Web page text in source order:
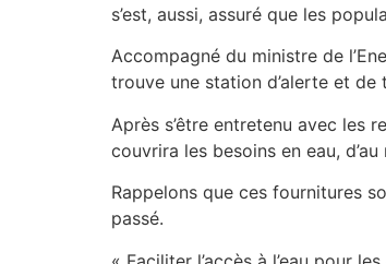
s’est, aussi, assuré que les
Accompagné du ministre de
trouve une station d’alerte et de
Après s’être entretenu avec les
couvrira les besoins en eau,
Rappelons que ces fournitures
passé.